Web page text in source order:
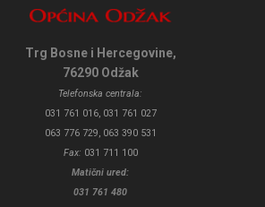
Trg Bosne i Hercegovine,
76290 Odžak
Telefonska centrala:
031 761 016, 031 761 027
063 776 729, 063 390 531
Fax: 031 711 100
Matični ured:
031 761 480